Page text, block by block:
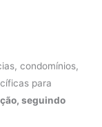
condomínios,
para
seguindo